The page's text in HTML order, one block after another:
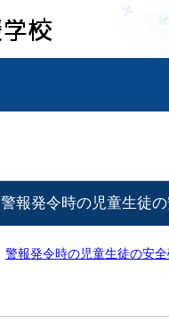
警報発令時の児童生徒
警報発令時の児童生徒の安